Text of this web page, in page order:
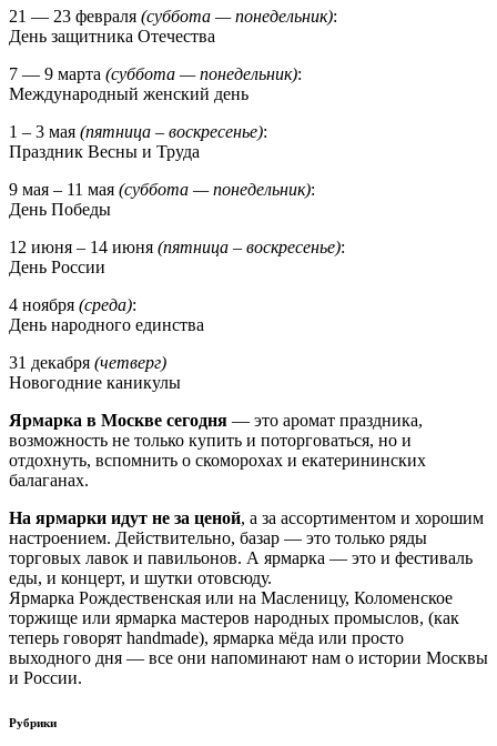
21 — 23 февраля (суббота — понедельник):
День защитника Отечества
7 — 9 марта (суббота — понедельник):
Международный женский день
1 – 3 мая (пятница – воскресенье):
Праздник Весны и Труда
9 мая – 11 мая (суббота — понедельник):
День Победы
12 июня – 14 июня (пятница – воскресенье):
День России
4 ноября (среда):
День народного единства
31 декабря (четверг)
Новогодние каникулы
Ярмарка в Москве сегодня — это аромат праздника,
возможность не только купить и поторговаться, но и
отдохнуть, вспомнить о скоморохах и екатерининских
балаганах.
На ярмарки идут не за ценой, а за ассортиментом и хорошим
настроением. Действительно, базар — это только ряды
торговых лавок и павильонов. А ярмарка — это и фестиваль
еды, и концерт, и шутки отовсюду.
Ярмарка Рождественская или на Масленицу, Коломенское
торжище или ярмарка мастеров народных промыслов, (как
теперь говорят handmade), ярмарка мёда или просто
выходного дня — все они напоминают нам о истории Москвы
и России.
Рубрики